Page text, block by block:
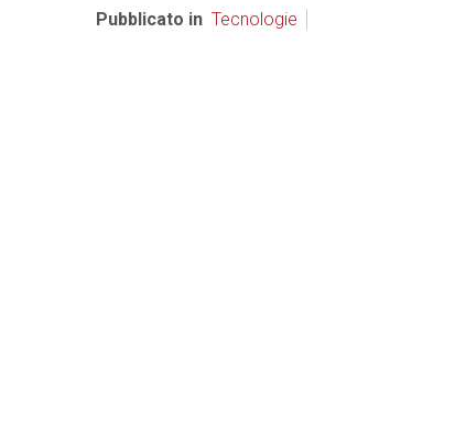
Pubblicato in Tecnologie